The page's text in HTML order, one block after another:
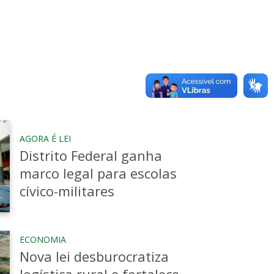
e operação de viaturas.
AGORA É LEI
Distrito Federal ganha
marco legal para escolas
cívico-militares
ECONOMIA
Nova lei desburocratiza